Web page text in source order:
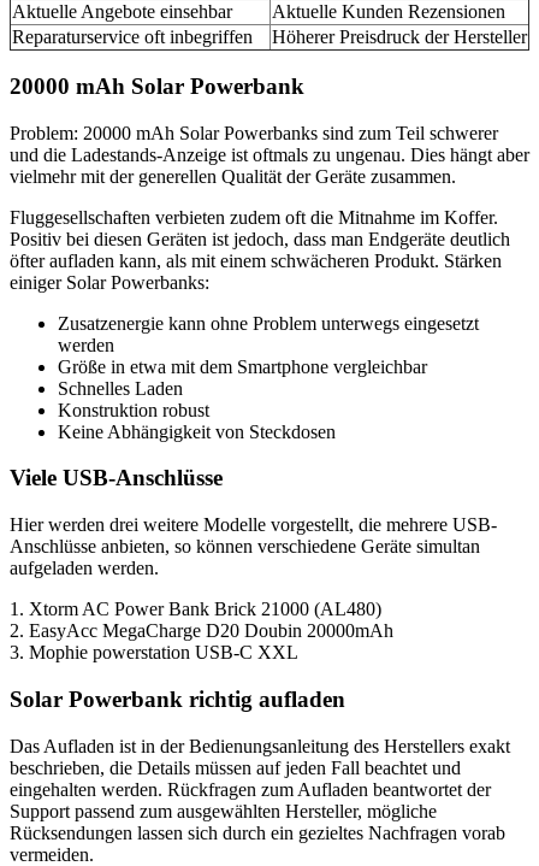
Aktuelle Angebote einsehbar
Aktuelle Kunden Rezensionen
Reparaturservice oft inbegriffen
Höherer Preisdruck der Hersteller
20000 mAh Solar Powerbank
Problem: 20000 mAh Solar Powerbanks sind zum Teil schwerer
und die Ladestands-Anzeige ist oftmals zu ungenau. Dies hängt aber
vielmehr mit der generellen Qualität der Geräte zusammen.
Fluggesellschaften verbieten zudem oft die Mitnahme im Koffer.
Positiv bei diesen Geräten ist jedoch, dass man Endgeräte deutlich
öfter aufladen kann, als mit einem schwächeren Produkt. Stärken
einiger Solar Powerbanks:
Zusatzenergie kann ohne Problem unterwegs eingesetzt
werden
Größe in etwa mit dem Smartphone vergleichbar
Schnelles Laden
Konstruktion robust
Keine Abhängigkeit von Steckdosen
Viele USB-Anschlüsse
Hier werden drei weitere Modelle vorgestellt, die mehrere USB-
Anschlüsse anbieten, so können verschiedene Geräte simultan
aufgeladen werden.
1. Xtorm AC Power Bank Brick 21000 (AL480)
2. EasyAcc MegaCharge D20 Doubin 20000mAh
3. Mophie powerstation USB-C XXL
Solar Powerbank richtig aufladen
Das Aufladen ist in der Bedienungsanleitung des Herstellers exakt
beschrieben, die Details müssen auf jeden Fall beachtet und
eingehalten werden. Rückfragen zum Aufladen beantwortet der
Support passend zum ausgewählten Hersteller, mögliche
Rücksendungen lassen sich durch ein gezieltes Nachfragen vorab
vermeiden.